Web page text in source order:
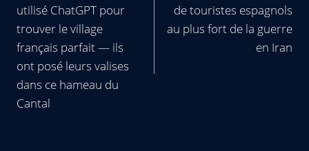
utilisé ChatGPT pour
trouver le village
français parfait — ils
ont posé leurs valises
dans ce hameau du
Cantal
de touristes espagnols
au plus fort de la guerre
en Iran